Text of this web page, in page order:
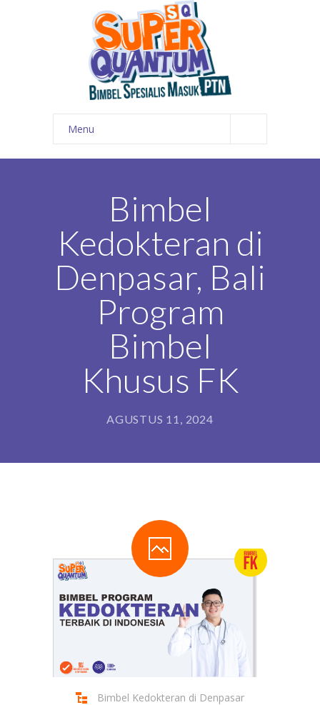
Menu
HOME
FOTO
KONTAK
DAFTAR GURU
BLOG
Bimbel
Kedokteran di
Denpasar, Bali
Program
Bimbel
Khusus FK
AGUSTUS 11, 2024
Bimbel Kedokteran di Denpasar